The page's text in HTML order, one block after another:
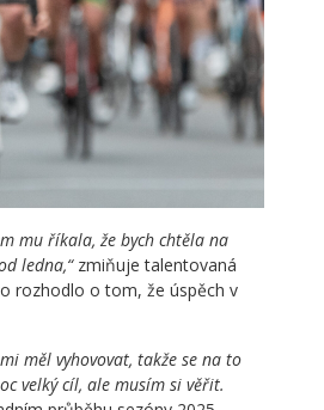
mu říkala, že bych chtěla na
ledna,“zmiňuje talentovaná
rozhodlo o tom, že úspěch v
měl vyhovovat, takže se na to
velký cíl, ale musím si věřit.